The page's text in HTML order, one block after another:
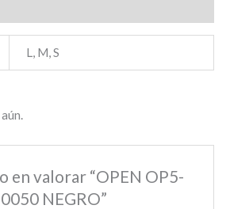
L, M, S
en valorar “OPEN OP5-
NEGRO”